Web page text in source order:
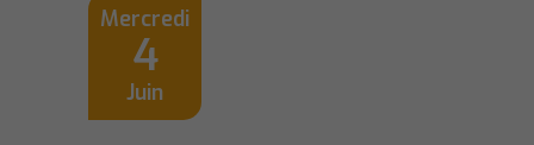
Mercredi
4
Juin